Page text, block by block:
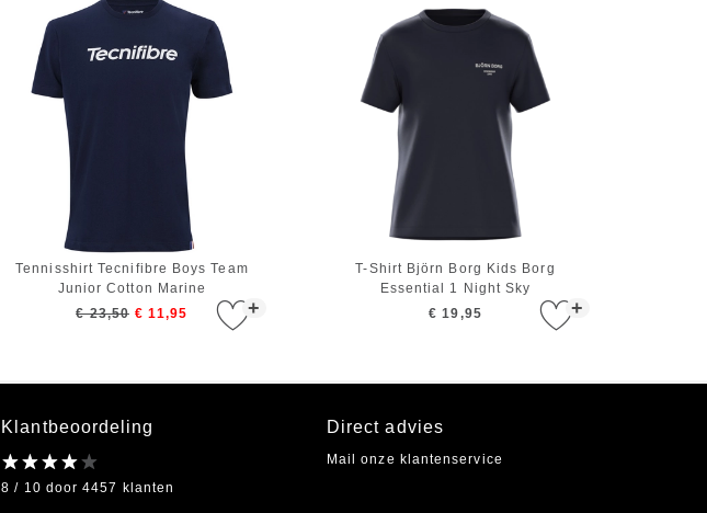
+
Tennisshirt Tecnifibre Boys Team
Junior Cotton Marine
€ 23,50 € 11,95 +
T-Shirt Björn Borg Kids Borg
Essential 1 Night Sky
€ 19,95
Klantbeoordeling
8 / 10 door 4457 klanten
Direct advies
Mail onze klantenservice